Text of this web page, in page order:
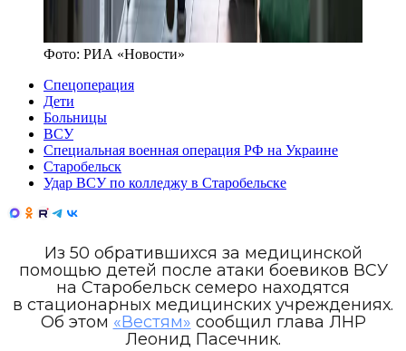
Фото: РИА «Новости»
Спецоперация
Дети
Больницы
ВСУ
Специальная военная операция РФ на Украине
Старобельск
Удар ВСУ по колледжу в Старобельске
Из 50 обратившихся за медицинской
помощью детей после атаки боевиков ВСУ
на Старобельск семеро находятся
в стационарных медицинских учреждениях.
Об этом «Вестям» сообщил глава ЛНР
Леонид Пасечник.